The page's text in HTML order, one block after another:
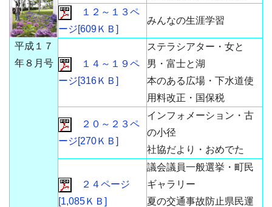
平成１７
年８月号
１２～１３ペ
ージ[609ＫＢ]
みんなの生涯学習
１４～１９ペ
ージ[316ＫＢ]
ステラシアター・女と
男・富士と湖
本のある広場・下水道使
用料改正・国保税
２０～２３ペ
ージ[270ＫＢ]
インフォメーション・古
の小径
社協だより・おめでた
２４ページ
[1,085ＫＢ]
議会議員一般選挙・町民
ギャラリー
夏の交通事故防止県民運